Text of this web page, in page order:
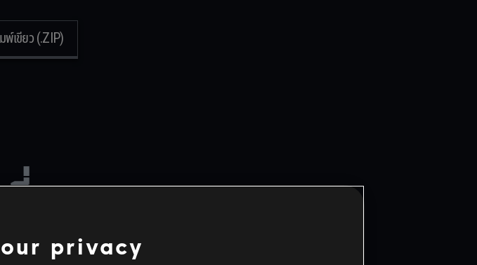
พ์เขียว (.ZIP)
ของคุณ
privacy